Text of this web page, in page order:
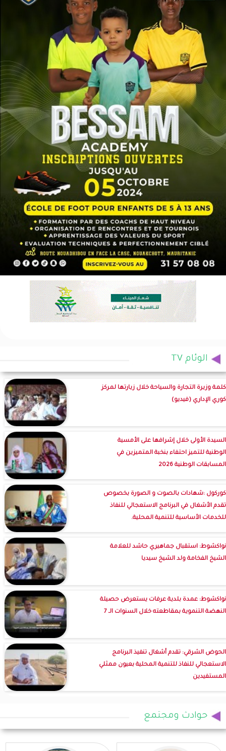
الوئام TV
كلمة وزيرة التجارة والسياحة خلال زيارتها لمركز
كوري الإداري (فيديو)
السيدة الأولى خلال إشرافها على الأمسية
الوطنية للتميز احتفاء بنخبة المتميزين في
المسابقات الوطنية 2026
كوركول :شهادات بالصوت و الصورة بخصوص
تقدم الأشغال في البرنامج الاستعجالي للنفاذ
للخدمات الأساسية للتنمية المحلية.
نواكشوط: استقبال جماهيري حاشد للعلامة
الشيخ الفخامة ولد الشيخ سيديا
نواكشوط: عمدة بلدية عرفات يستعرض حصيلة
النهضة التنموية بمقاطعته خلال السنوات الـ 7
الحوض الشرقي: تقدم أشغال تنفيذ البرنامج
الاستعجالي للنفاذ للتنمية المحلية بعيون ممثلي
المستفيدين
حوادث ومجتمع